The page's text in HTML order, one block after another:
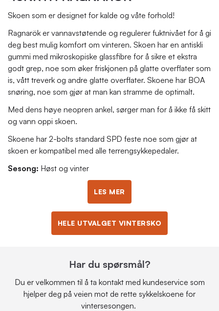
Skoen som er designet for kalde og våte forhold!
Ragnarök er vannavstøtende og regulerer fuktnivået for å gi
deg best mulig komfort om vinteren. Skoen har en antiskli
gummi med mikroskopiske glassfibre for å sikre et ekstra
godt grep, noe som øker friskjonen på glatte overflater som
is, vått treverk og andre glatte overflater. Skoene har BOA
snøring, noe som gjør at man kan stramme de optimalt.
Med dens høye neopren ankel, sørger man for å ikke få skitt
og vann oppi skoen.
Skoene har 2-bolts standard SPD feste noe som gjør at
skoen er kompatibel med alle terrengsykkepedaler.
Sesong: Høst og vinter
LES MER
HELE UTVALGET VINTERSKO
Har du spørsmål?
Du er velkommen til å ta kontakt med kundeservice som
hjelper deg på veien mot de rette sykkelskoene for
vintersesongen.